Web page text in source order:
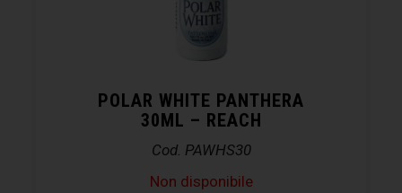
POLAR WHITE PANTHERA
30ML – REACH
Cod. PAWHS30
Non disponibile